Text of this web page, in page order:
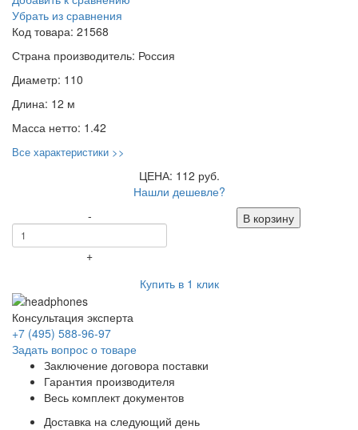
Убрать из сравнения
Код товара: 21568
Страна производитель: Россия
Диаметр: 110
Длина: 12 м
Масса нетто: 1.42
Все характеристики >>
ЦЕНА: 112 руб.
Нашли дешевле?
-
+
В корзину
Купить в 1 клик
Консультация эксперта
+7 (495) 588-96-97
Задать вопрос о товаре
Заключение договора поставки
Гарантия производителя
Весь комплект документов
Доставка на следующий день